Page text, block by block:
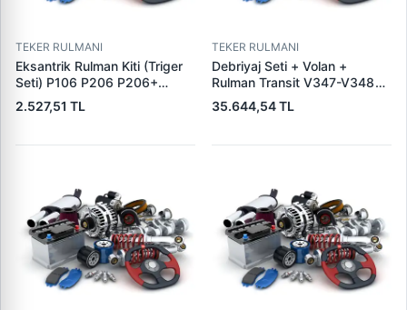
TEKER RULMANI
Eksantrik Rulman Kiti (Triger
Seti) P106 P206 P206+
(T3A) C2 C3 C3 2 TU1JP /
TU1A (1,0 8V / 1,1 8V)
8V E5) | LITENS LT9790010A
2.527,51 TL
TEKER RULMANI
Debriyaj Seti + Volan +
Rulman Transit V347-V348
TT9 2.2 155PS 11>14 Transit
V363 Ttg 14> | LUK
7C625 AA 2123160
35.644,54 TL